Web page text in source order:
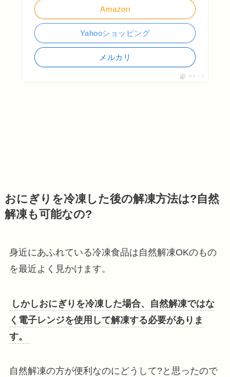
Amazon
Yahooショッピング
メルカリ
ポチップ
おにぎりを冷凍した後の解凍方法は?自然
解凍も可能なの?
身近にあふれている冷凍食品は自然解凍OKのもの
を最近よく見かけます。
しかしおにぎりを冷凍した場合、自然解凍ではな
く電子レンジを使用して解凍する必要がありま
す。
自然解凍の方が便利なのにどうして?と思ったので